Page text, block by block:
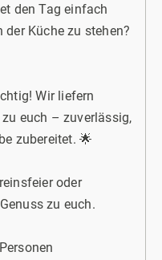
den Tag einfach
Küche zu stehen?
Wir liefern
euch – zuverlässig,
zubereitet. 🌟
oder
zu euch.